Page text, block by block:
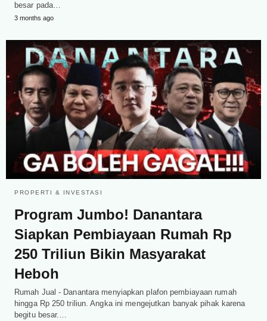
besar pada…
3 months ago
PROPERTI & INVESTASI
Program Jumbo! Danantara
Siapkan Pembiayaan Rumah Rp
250 Triliun Bikin Masyarakat
Heboh
Rumah Jual - Danantara menyiapkan plafon pembiayaan rumah
hingga Rp 250 triliun. Angka ini mengejutkan banyak pihak karena
begitu besar.…